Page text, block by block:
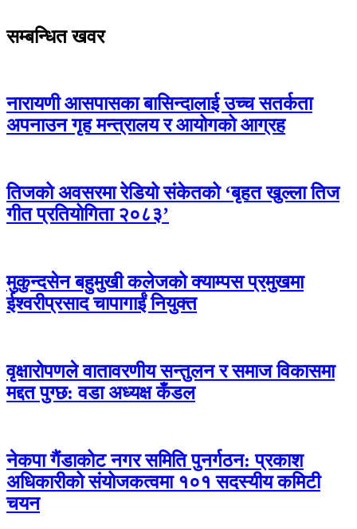
सम्बन्धित खवर
नारायणी आसपासका बासिन्दालाई उच्च सतर्कता
अपनाउन गृह मन्त्रालय र आयोगको आग्रह
तिजको अवसरमा रेडियो संकेतको ‘बृहत खुल्ला तिज
गीत प्रतियोगिता २०८३’
मुकुन्दसेन बहुमुखी कलेजको क्याम्पस प्रमुखमा
ईश्वरीप्रसाद चापागाईं नियुक्त
वृक्षारोपणले वातावरणीय सन्तुलन र समाज विकासमा
मद्दत पुग्छ: वडा अध्यक्ष कँडल
नेकपा गैंडाकोट नगर समिति पुनर्गठन: प्रकाश
अधिकारीको संयोजकत्वमा १०१ सदस्यीय कमिटी
चयन